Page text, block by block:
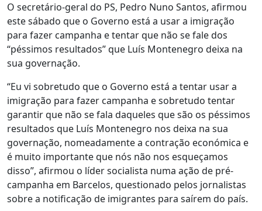
O secretário-geral do PS, Pedro Nuno Santos, afirmou
este sábado que o Governo está a usar a imigração
para fazer campanha e tentar que não se fale dos
“péssimos resultados” que Luís Montenegro deixa na
sua governação.
“Eu vi sobretudo que o Governo está a tentar usar a
imigração para fazer campanha e sobretudo tentar
garantir que não se fala daqueles que são os péssimos
resultados que Luís Montenegro nos deixa na sua
governação, nomeadamente a contração económica e
é muito importante que nós não nos esqueçamos
disso”, afirmou o líder socialista numa ação de pré-
campanha em Barcelos, questionado pelos jornalistas
sobre a notificação de imigrantes para saírem do país.